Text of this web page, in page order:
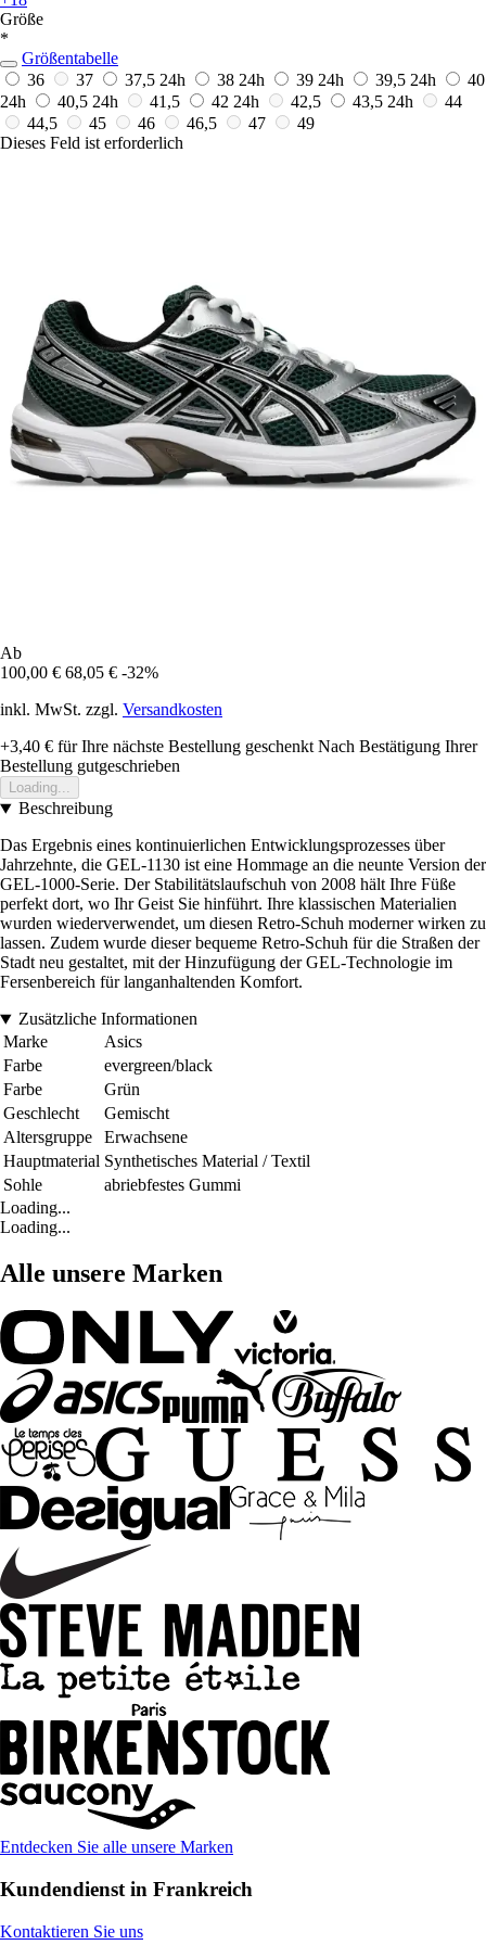
Größe
*
Größentabelle
36
37 37,5 24h 38 24h 39 24h 39,5 24h
40
24h
40,5 24h 41,5 42 24h 42,5 43,5 24h
44
44,5
45 46 46,5 47
49
Dieses Feld ist erforderlich
Ab
100,00 € 68,05 € -32%
inkl. MwSt. zzgl. Versandkosten
+3,40 € für Ihre nächste Bestellung geschenkt Nach Bestätigung Ihrer
Bestellung gutgeschrieben
Loading...
Beschreibung
Das Ergebnis eines kontinuierlichen Entwicklungsprozesses über
Jahrzehnte, die GEL-1130 ist eine Hommage an die neunte Version der
GEL-1000-Serie. Der Stabilitätslaufschuh von 2008 hält Ihre Füße
perfekt dort, wo Ihr Geist Sie hinführt. Ihre klassischen Materialien
wurden wiederverwendet, um diesen Retro-Schuh moderner wirken zu
lassen. Zudem wurde dieser bequeme Retro-Schuh für die Straßen der
Stadt neu gestaltet, mit der Hinzufügung der GEL-Technologie im
Fersenbereich für langanhaltenden Komfort.
Zusätzliche Informationen
Marke
Asics
Farbe
evergreen/black
Farbe
Grün
Geschlecht
Gemischt
Altersgruppe
Erwachsene
Hauptmaterial Synthetisches Material / Textil
Sohle
abriebfestes Gummi
Loading...
Loading...
Alle unsere Marken
Entdecken Sie alle unsere Marken
Kundendienst in Frankreich
Kontaktieren Sie uns